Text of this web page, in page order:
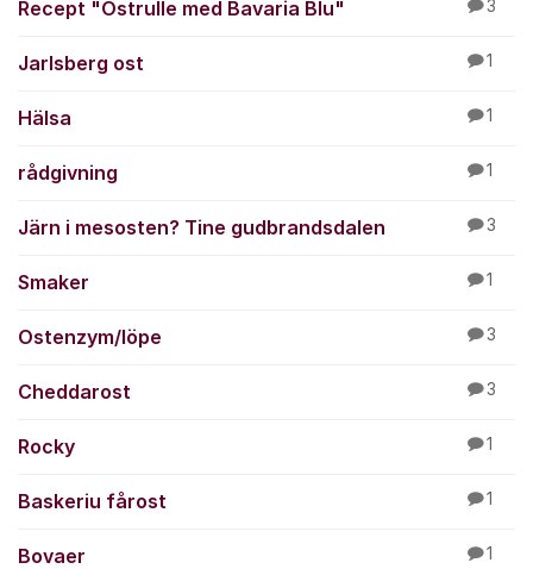
Recept "Ostrulle med Bavaria Blu" 3
Jarlsberg ost 1
Hälsa 1
rådgivning 1
Järn i mesosten? Tine gudbrandsdalen 3
Smaker 1
Ostenzym/löpe 3
Cheddarost 3
Rocky 1
Baskeriu fårost 1
Bovaer 1